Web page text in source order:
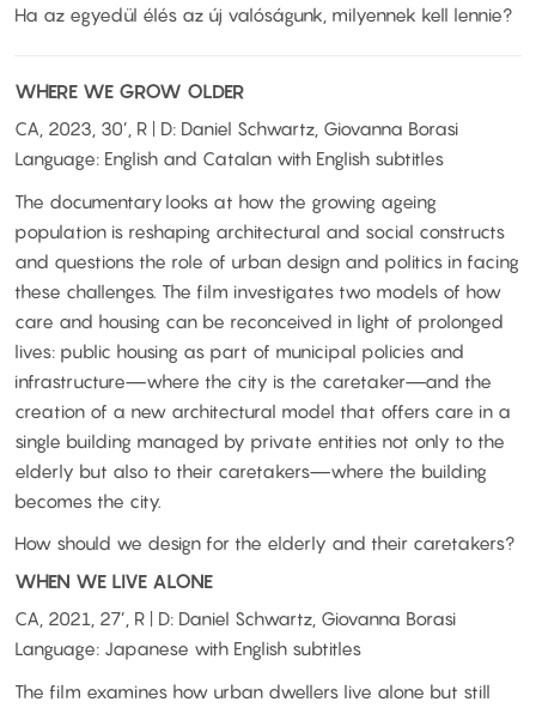
Ha az egyedül élés az új valóságunk, milyennek kell lennie?
WHERE WE GROW OLDER
CA, 2023, 30’, R | D: Daniel Schwartz, Giovanna Borasi
Language: English and Catalan with English subtitles
The documentary looks at how the growing ageing
population is reshaping architectural and social constructs
and questions the role of urban design and politics in facing
these challenges. The film investigates two models of how
care and housing can be reconceived in light of prolonged
lives: public housing as part of municipal policies and
infrastructure—where the city is the caretaker—and the
creation of a new architectural model that offers care in a
single building managed by private entities not only to the
elderly but also to their caretakers—where the building
becomes the city.
How should we design for the elderly and their caretakers?
WHEN WE LIVE ALONE
CA, 2021, 27’, R | D: Daniel Schwartz, Giovanna Borasi
Language: Japanese with English subtitles
The film examines how urban dwellers live alone but still